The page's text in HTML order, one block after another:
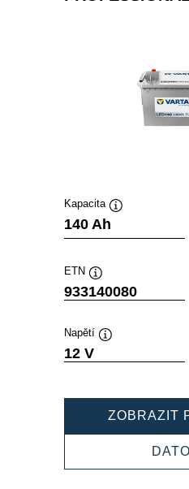
Kapacita
140 Ah
ETN
Popisek
nástroje
933140080
Napětí
nástroje
12 V
ZOBRAZIT